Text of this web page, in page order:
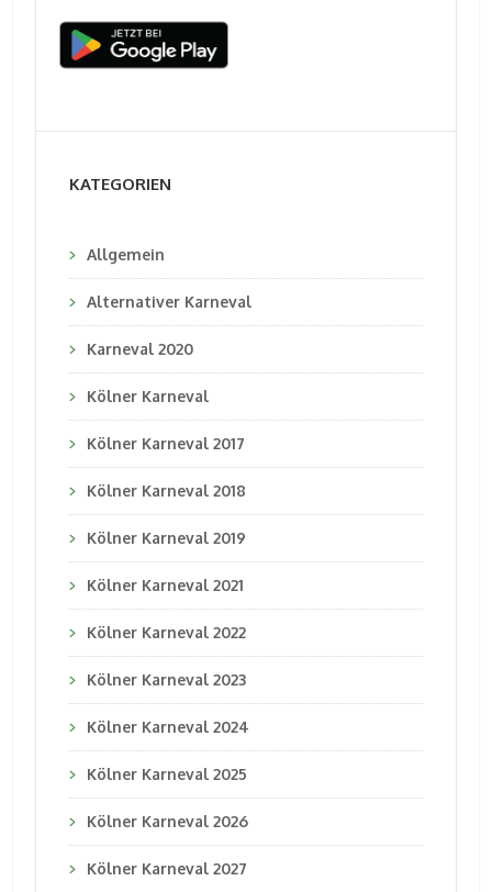
KATEGORIEN
Allgemein
Alternativer Karneval
Karneval 2020
Kölner Karneval
Kölner Karneval 2017
Kölner Karneval 2018
Kölner Karneval 2019
Kölner Karneval 2021
Kölner Karneval 2022
Kölner Karneval 2023
Kölner Karneval 2024
Kölner Karneval 2025
Kölner Karneval 2026
Kölner Karneval 2027